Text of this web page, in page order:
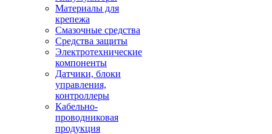
Материалы для
крепежа
Смазочные средства
Средства защиты
Электротехнические
компоненты
Датчики, блоки
управления,
контроллеры
Кабельно-
проводниковая
продукция